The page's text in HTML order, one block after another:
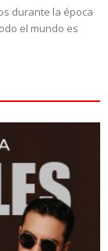
durante la época
el mundo es